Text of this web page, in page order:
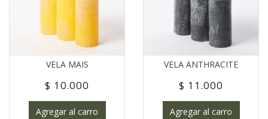
VELA MAIS
$ 10.000
Agregar al carro
VELA ANTHRACITE
$ 11.000
Agregar al carro